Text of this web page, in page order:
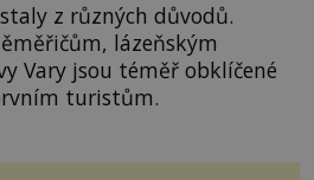
z různých důvodů.
lázeňským
Vary jsou téměř obklíčené
turistům.